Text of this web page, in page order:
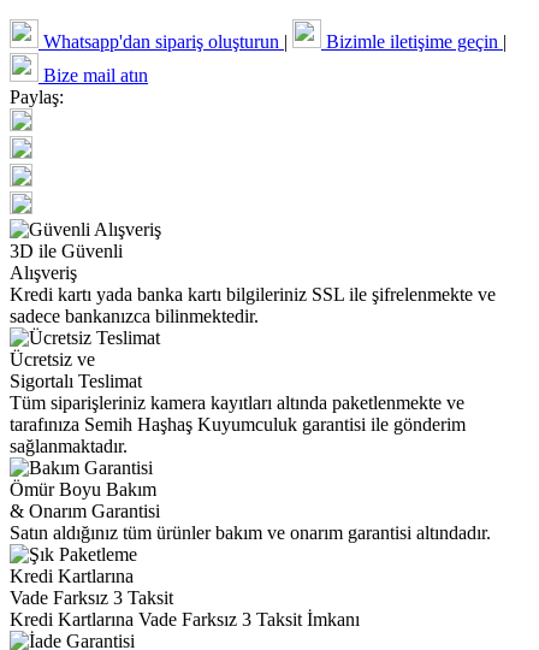
Whatsapp'dan sipariş oluşturun | Bizimle iletişime geçin |
Bize mail atın
Paylaş:
3D ile Güvenli
Alışveriş
Kredi kartı yada banka kartı bilgileriniz SSL ile şifrelenmekte ve
sadece bankanızca bilinmektedir.
Ücretsiz ve
Sigortalı Teslimat
Tüm siparişleriniz kamera kayıtları altında paketlenmekte ve
tarafınıza Semih Haşhaş Kuyumculuk garantisi ile gönderim
sağlanmaktadır.
Ömür Boyu Bakım
& Onarım Garantisi
Satın aldığınız tüm ürünler bakım ve onarım garantisi altındadır.
Kredi Kartlarına
Vade Farksız 3 Taksit
Kredi Kartlarına Vade Farksız 3 Taksit İmkanı